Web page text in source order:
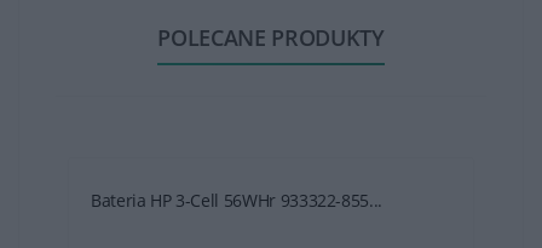
POLECANE PRODUKTY
Bateria HP 3-Cell 56WHr 933322-855...